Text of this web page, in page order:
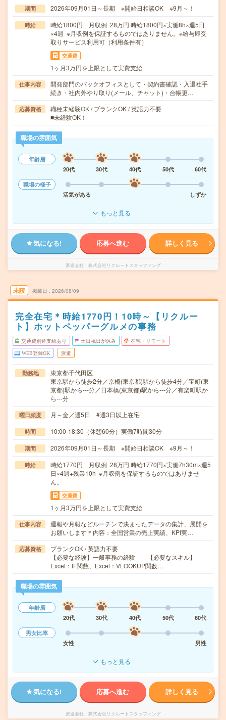
期間 2026年09月01日～長期 ※開始日相談OK ※9月～！
時給
時給1800円 月収例 28万円 時給1800円×実働8h×週5日
×4週 ※月収例を保証するものではありません。※給与即受
取りサービス利用可（利用条件有）
交通費
1ヶ月3万円を上限として実費支給
仕事内容
開発部門のバックオフィスとして・契約書確認・入退社手
続き・社内外やり取り(メール、チャット)・台帳更…
応募資格
職種未経験OK / ブランクOK / 英語力不要
■未経験OK！
職場の雰囲気
年齢層
20代
30代 40代 50代
60代
職場の様子
活気がある
しずか
もっと見る
気になる! 応募へ進む 詳しく見る
派遣会社 株式会社リクルートスタッフィング
未読 掲載日 2026/08/09
完全在宅＊時給1770円！10時～【リクルー
ト】ホットペッパーグルメの事務
交通費別途支給あり 土日祝日が休み 在宅・リモート
WEB登録OK 派遣
勤務地
東京都千代田区
東京駅から徒歩2分／京橋(東京都)駅から徒歩4分／宝町(東
京都)駅から---分／日本橋(東京都)駅から---分／有楽町駅か
ら---分
曜日頻度 月～金／週5日 #週3日以上在宅
時間 10:00-18:30（休憩60分）実働7時間30分
期間 2026年09月01日～長期 ※開始日相談OK ※9月～！
時給
時給1770円 月収例 28万円 時給1770円×実働7h30m×週5
日×4週+残業10h ※月収例を保証するものではありませ
ん。
交通費
1ヶ月3万円を上限として実費支給
仕事内容
週報や月報などルーチンで決まったデータの集計、展開を
お願いします＊内容：全国営業の売上実績、KPI実…
応募資格
ブランクOK / 英語力不要
【必要な経験】一般事務の経験 【必要なスキル】
Excel：IF関数、Excel：VLOOKUP関数…
職場の雰囲気
年齢層
20代
30代 40代 50代
60代
男女比率
女性
男性
もっと見る
気になる! 応募へ進む 詳しく見る
派遣会社 株式会社リクルートスタッフィング